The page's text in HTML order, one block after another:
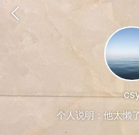
个人说明：他太懒